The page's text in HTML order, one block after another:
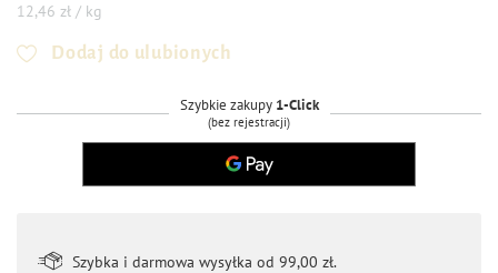
12,46 zł / kg
Dodaj do ulubionych
Szybkie zakupy 1-Click
(bez rejestracji)
Szybka i darmowa wysyłka od 99,00 zł.